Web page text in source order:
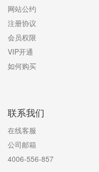
网站公约
注册协议
会员权限
VIP开通
如何购买
联系我们
在线客服
公司邮箱
4006-556-857